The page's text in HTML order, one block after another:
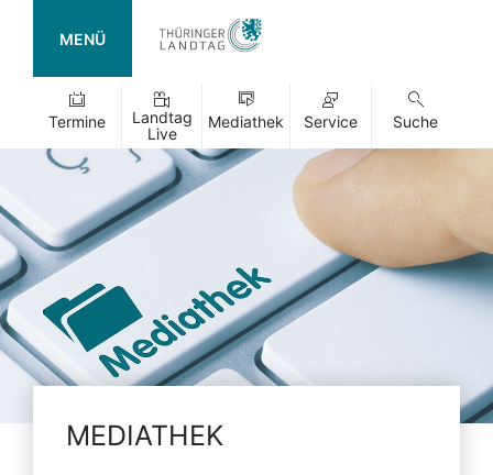
MENÜ
Termine
Landtag
Live
Mediathek Service Suche
MEDIATHEK